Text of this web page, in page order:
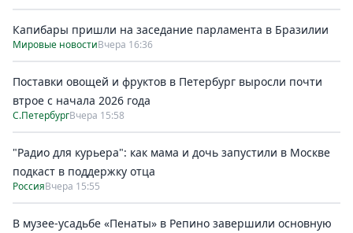
Капибары пришли на заседание парламента в Бразилии
Мировые новостиВчера 16:36
Поставки овощей и фруктов в Петербург выросли почти
втрое с начала 2026 года
С.ПетербургВчера 15:58
"Радио для курьера": как мама и дочь запустили в Москве
подкаст в поддержку отца
РоссияВчера 15:55
В музее-усадьбе «Пенаты» в Репино завершили основную